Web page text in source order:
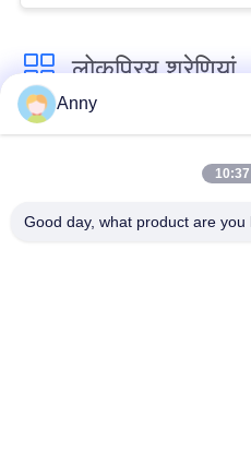
लोकप्रिय श्रेणियां
मर्सिडीज बेंज एयर सस्पेंशन
ऑडी एयर सस्पेंशन पार्ट्स
Anny
10:37
Good day, what product are you